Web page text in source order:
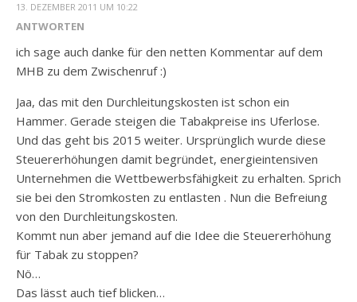
13. DEZEMBER 2011 UM 10:22
ANTWORTEN
ich sage auch danke für den netten Kommentar auf dem
MHB zu dem Zwischenruf :)
Jaa, das mit den Durchleitungskosten ist schon ein
Hammer. Gerade steigen die Tabakpreise ins Uferlose.
Und das geht bis 2015 weiter. Ursprünglich wurde diese
Steuererhöhungen damit begründet, energieintensiven
Unternehmen die Wettbewerbsfähigkeit zu erhalten. Sprich
sie bei den Stromkosten zu entlasten . Nun die Befreiung
von den Durchleitungskosten.
Kommt nun aber jemand auf die Idee die Steuererhöhung
für Tabak zu stoppen?
Nö…
Das lässt auch tief blicken…